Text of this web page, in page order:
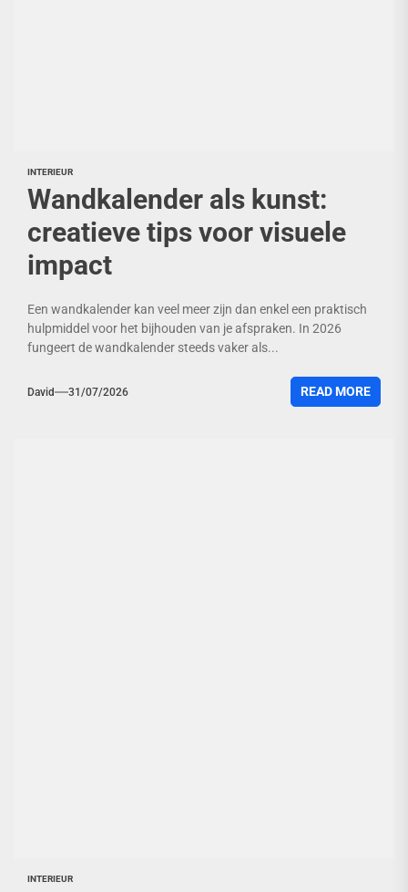
INTERIEUR
Wandkalender als kunst:
creatieve tips voor visuele
impact
Een wandkalender kan veel meer zijn dan enkel een praktisch
hulpmiddel voor het bijhouden van je afspraken. In 2026
fungeert de wandkalender steeds vaker als...
David 31/07/2026 READ MORE
INTERIEUR